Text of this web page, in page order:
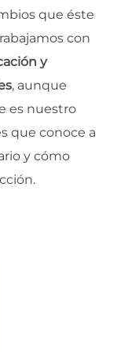
que éste
con
y
, aunque
es nuestro
que conoce a
y cómo